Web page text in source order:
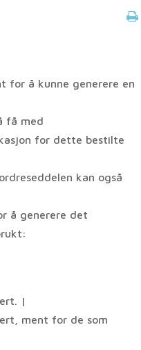
for å kunne generere en
få med
for dette bestilte
kan også
å generere det
|
ment for de som